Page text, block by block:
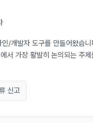
/개발자 도구를 만들어왔
서 가장 활발히 논의되는 주
신고